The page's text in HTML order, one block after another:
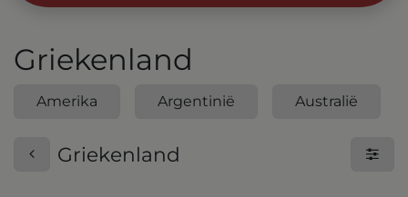
Griekenland
Amerika Argentinië Australië
Griekenland